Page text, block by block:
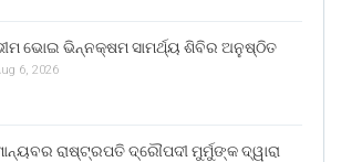
ଭୋଇ ଭିନ୍ନକ୍ଷମ ସାମର୍ଥ୍ୟ ଶିବିର ଅନୁଷ୍ଠିତ
6, 2026
ରାଷ୍ଟ୍ରପତି ଦ୍ରୌପଦୀ ମୁର୍ମୁଙ୍କ ଦ୍ୱାରା